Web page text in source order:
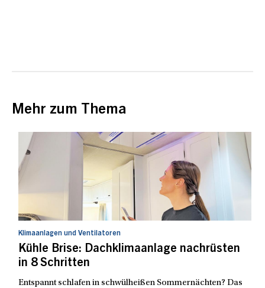
Mehr zum Thema
Klimaanlagen und Ventilatoren
Kühle Brise: Dachklimaanlage nachrüsten
in 8 Schritten
Entspannt schlafen in schwülheißen Sommernächten? Das